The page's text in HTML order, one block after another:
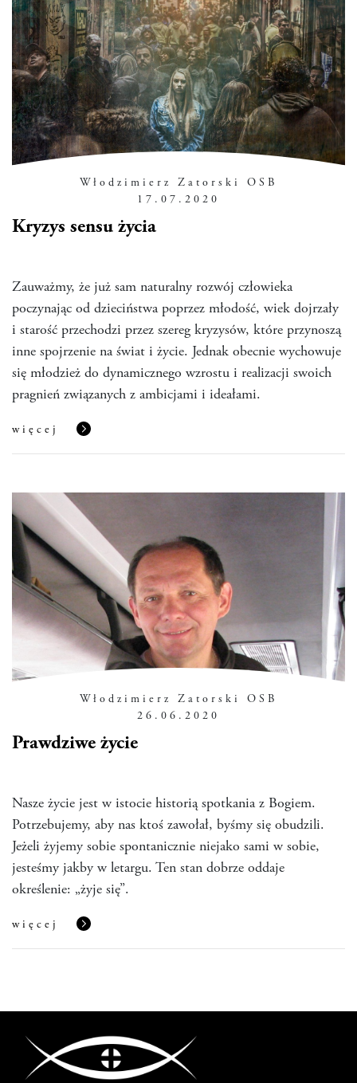
Włodzimierz Zatorski OSB
17.07.2020
Kryzys sensu życia
Zauważmy, że już sam naturalny rozwój człowieka
poczynając od dzieciństwa poprzez młodość, wiek dojrzały
i starość przechodzi przez szereg kryzysów, które przynoszą
inne spojrzenie na świat i życie. Jednak obecnie wychowuje
się młodzież do dynamicznego wzrostu i realizacji swoich
pragnień związanych z ambicjami i ideałami.
więcej
Włodzimierz Zatorski OSB
26.06.2020
Prawdziwe życie
Nasze życie jest w istocie historią spotkania z Bogiem.
Potrzebujemy, aby nas ktoś zawołał, byśmy się obudzili.
Jeżeli żyjemy sobie spontanicznie niejako sami w sobie,
jesteśmy jakby w letargu. Ten stan dobrze oddaje
określenie: „żyje się”.
więcej